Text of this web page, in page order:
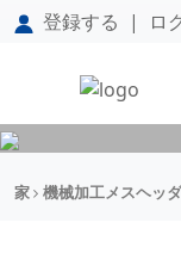
登録する | ロ
家 機械加工メスヘッ